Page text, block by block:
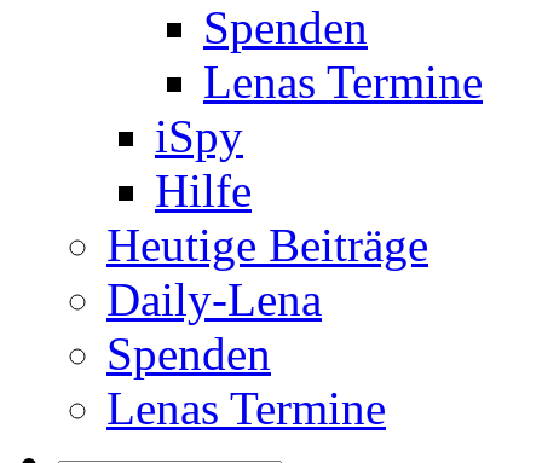
Spenden
Lenas Termine
iSpy
Hilfe
Heutige Beiträge
Daily-Lena
Spenden
Lenas Termine